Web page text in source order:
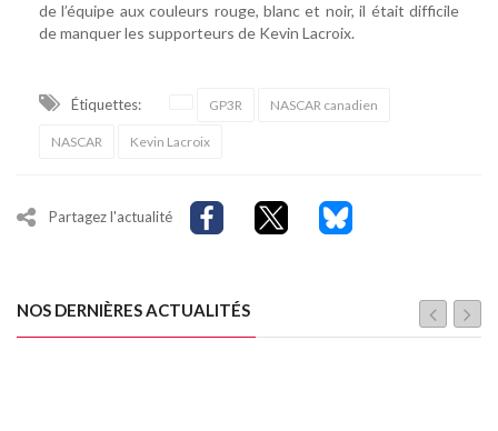
de l’équipe aux couleurs rouge, blanc et noir, il était difficile
de manquer les supporteurs de Kevin Lacroix.
Étiquettes: GP3R NASCAR canadien
NASCAR Kevin Lacroix
Partagez l'actualité
NOS DERNIÈRES ACTUALITÉS